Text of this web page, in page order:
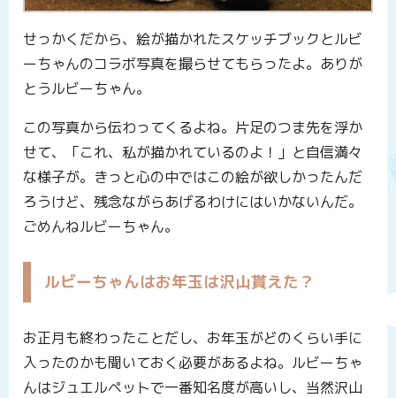
せっかくだから、絵が描かれたスケッチブックとルビ
ーちゃんのコラボ写真を撮らせてもらったよ。ありが
とうルビーちゃん。
この写真から伝わってくるよね。片足のつま先を浮か
せて、「これ、私が描かれているのよ！」と自信満々
な様子が。きっと心の中ではこの絵が欲しかったんだ
ろうけど、残念ながらあげるわけにはいかないんだ。
ごめんねルビーちゃん。
ルビーちゃんはお年玉は沢山貰えた？
お正月も終わったことだし、お年玉がどのくらい手に
入ったのかも聞いておく必要があるよね。ルビーちゃ
んはジュエルペットで一番知名度が高いし、当然沢山